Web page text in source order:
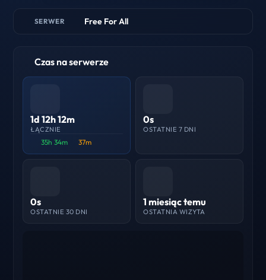
SERWER Free For All
Czas na serwerze
1d 12h 12m
ŁĄCZNIE
35h 34m 37m
0s
OSTATNIE 7 DNI
0s
OSTATNIE 30 DNI
1 miesiąc temu
OSTATNIA WIZYTA